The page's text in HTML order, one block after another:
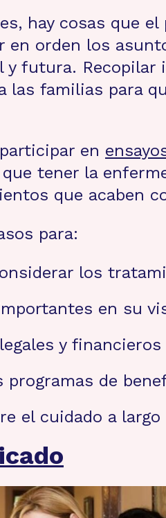
hay cosas que
en orden los
y futura.
las familias para
en
tener la
que acaben
para:
los
en su
y
programas de
el cuidado a largo